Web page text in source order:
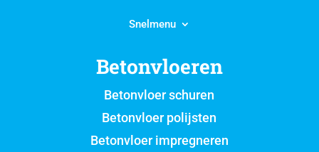
Snelmenu
Betonvloeren
Betonvloer schuren
Betonvloer polijsten
Betonvloer impregneren